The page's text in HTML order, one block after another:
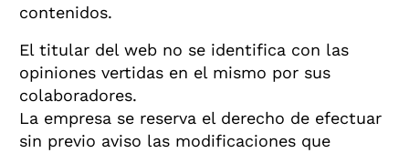
contenidos.
El titular del web no se identifica con las
opiniones vertidas en el mismo por sus
colaboradores.
La empresa se reserva el derecho de efectuar
sin previo aviso las modificaciones que